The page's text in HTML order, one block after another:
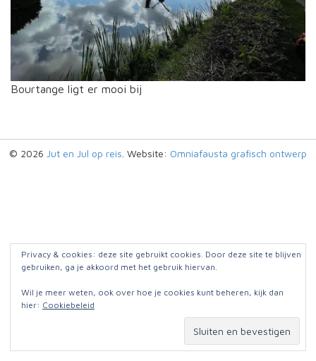
Bourtange ligt er mooi bij
© 2026 Jut en Jul op reis . Website: Omniafausta grafisch ontwerp
Privacy & cookies: deze site gebruikt cookies. Door deze site te blijven
gebruiken, ga je akkoord met het gebruik hiervan.
Wil je meer weten, ook over hoe je cookies kunt beheren, kijk dan
hier: Cookiebeleid